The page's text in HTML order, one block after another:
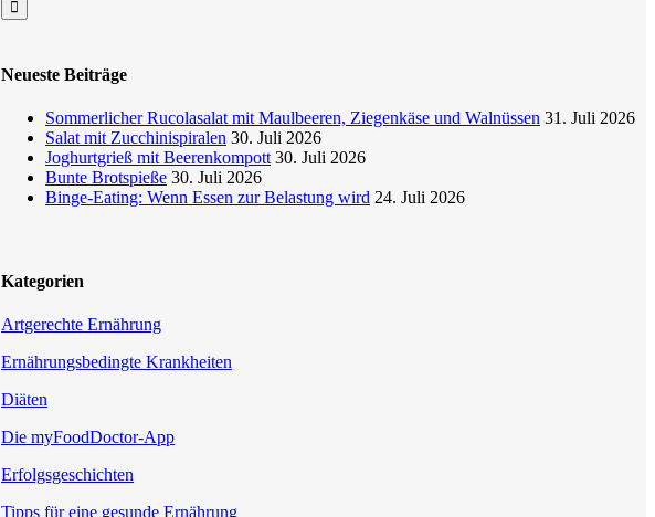
Neueste Beiträge
Sommerlicher Rucolasalat mit Maulbeeren, Ziegenkäse und Walnüssen 31. Juli 2026
Salat mit Zucchinispiralen 30. Juli 2026
Joghurtgrieß mit Beerenkompott 30. Juli 2026
Bunte Brotspieße 30. Juli 2026
Binge-Eating: Wenn Essen zur Belastung wird 24. Juli 2026
Kategorien
Artgerechte Ernährung
Ernährungsbedingte Krankheiten
Diäten
Die myFoodDoctor-App
Erfolgsgeschichten
Tipps für eine gesunde Ernährung